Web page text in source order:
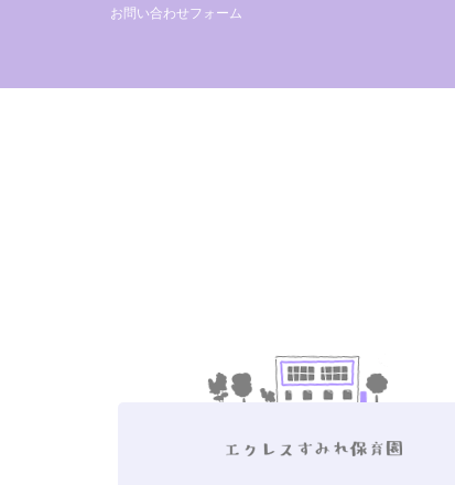
お問い合わせフォーム